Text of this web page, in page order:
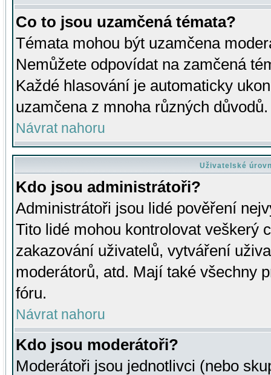
Co to jsou uzamčená témata?
Témata mohou být uzamčena
Nemůžete odpovídat na zamčená
Každé hlasování je automaticky
uzamčena z mnoha různých důvodů.
Návrat nahoru
Uživatelské
Kdo jsou administrátoři?
Administrátoři jsou lidé pověření
Tito lidé mohou kontrolovat veškerý
zakazování uživatelů, vytváření
moderátorů, atd. Mají také všechny
fóru.
Návrat nahoru
Kdo jsou moderátoři?
Moderátoři jsou jednotlivci (nebo